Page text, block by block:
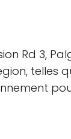
Rd 3,
telles